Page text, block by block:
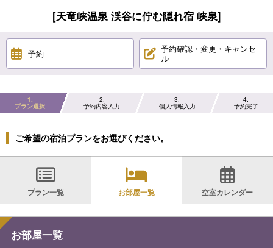
[天竜峡温泉 渓谷に佇む隠れ宿 峡泉]
予約
予約確認・変更・キャンセ
ル
1
プラン選択
2
予約内容入力
3
個人情報入力
4
予約完了
ご希望の宿泊プランをお選びください。
プラン一覧 お部屋一覧 空室カレンダー
お部屋一覧